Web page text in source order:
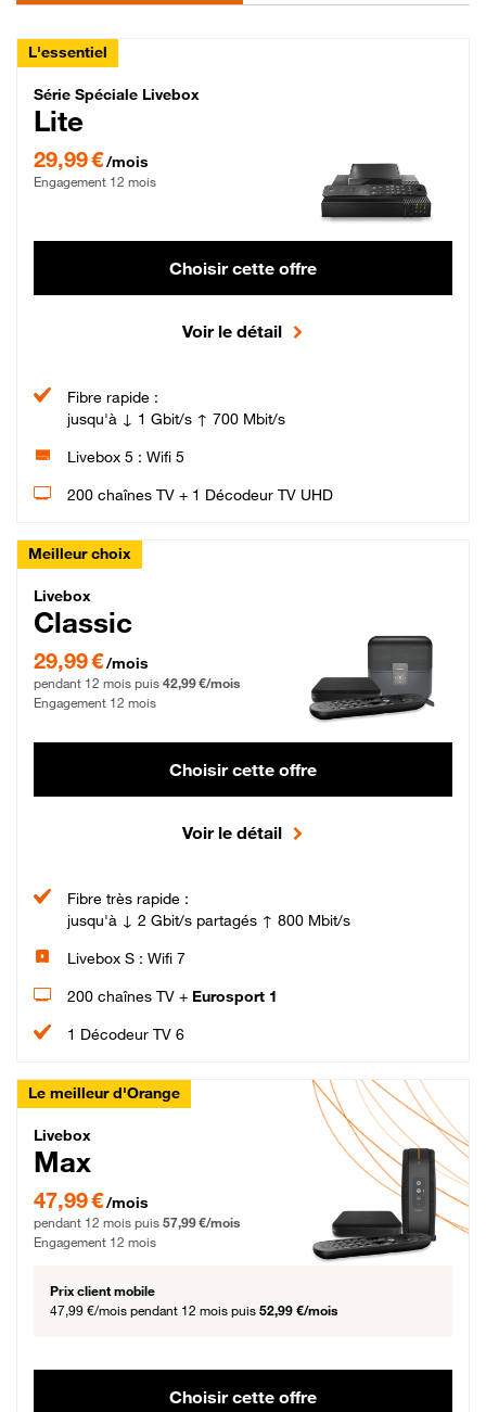
L'essentiel
Série Spéciale Livebox Lite Fibre
Série Spéciale Livebox
Lite
29,99 €/mois
Engagement 12 mois
Choisir cette offre
Voir le détail
Fibre rapide :
jusqu'à ↓ 1 Gbit/s ↑ 700 Mbit/s
Livebox 5 : Wifi 5
200 chaînes TV + 1 Décodeur TV UHD
Meilleur choix
Livebox Classic Fibre
Livebox
Classic
29,99 € par mois pendant 12 mois puis 42,99 € par mois, Engagement 12 mois
29,99 €/mois
pendant 12 mois puis 42,99 €/mois
Engagement 12 mois
Choisir cette offre
Voir le détail
Fibre très rapide :
jusqu'à ↓ 2 Gbit/s partagés ↑ 800 Mbit/s
Livebox S : Wifi 7
200 chaînes TV + Eurosport 1
1 Décodeur TV 6
Le meilleur d'Orange
Livebox Max Fibre
Livebox
Max
47,99 € par mois pendant 12 mois puis 57,99 € par mois, Engagement 12 mois
47,99 €/mois
pendant 12 mois puis 57,99 €/mois
Engagement 12 mois
Prix client mobile
47,99 €/mois pendant 12 mois puis 52,99 €/mois
Choisir cette offre